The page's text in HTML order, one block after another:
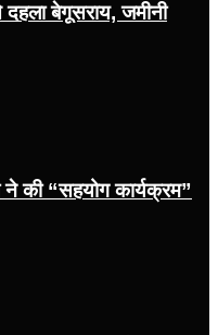
बेगूसराय, जमीनी
ने की “सहयोग कार्यक्रम”